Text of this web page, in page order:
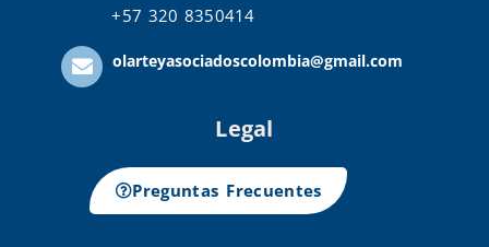
+57 320 8350414
olarteyasociadoscolombia@gmail.com
Legal
Preguntas Frecuentes